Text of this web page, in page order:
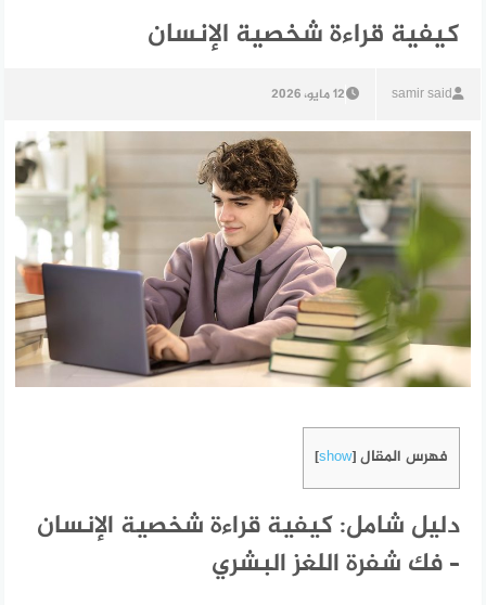
كيفية قراءة شخصية الإنسان
samir said 12 مايو، 2026
فهرس المقال [
show
]
دليل شامل: كيفية قراءة شخصية الإنسان
– فك شفرة اللغز البشري